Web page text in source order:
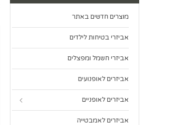
מוצרים חדשים באתר
אביזרי בטיחות לילדים
אביזרי חשמל ומפצלים
אביזרים לאופנועים
אביזרים לאופניים
אביזרים לאמבטייה